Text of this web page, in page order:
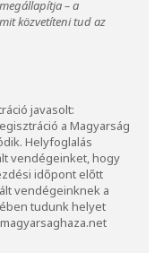
– a
közvetíteni tud az
javasolt:
a Magyarság
Helyfoglalás
vendégeinket, hogy
időpont előtt
vendégeinknek a
tudunk helyet